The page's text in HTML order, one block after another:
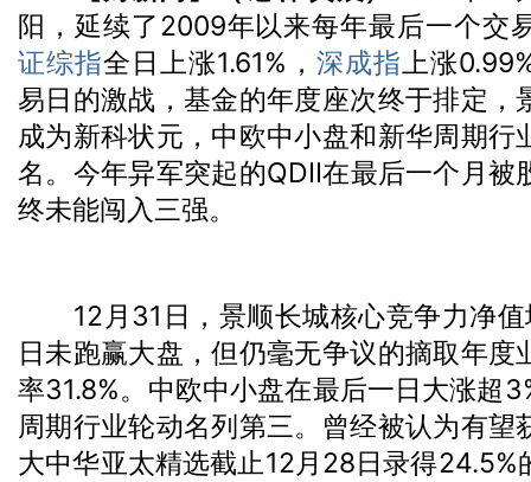
阳，延续了2009年以来每年最后一个交
证综指全日上涨1.61%， 深成指上涨
易日的激战，基金的年度座次终于排定，
成为新科状元，中欧中小盘和新华周期行
名。今年异军突起的QDII在最后一个月被
终未能闯入三强。
12月31日，景顺长城核心竞争力净值
日未跑赢大盘，但仍毫无争议的摘取年度
率31.8%。中欧中小盘在最后一日大涨超
周期行业轮动名列第三。曾经被认为有望
大中华亚太精选截止12月28日录得24.5%